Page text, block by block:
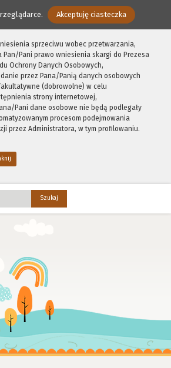
Akceptuję ciasteczka
sprzeciwu wobec przetwarzania,
Pan/Pani prawo wniesienia skargi do Prezesa
Ochrony Danych Osobowych,
przez Pana/Panią danych osobowych
(dobrowolne) w celu
strony internetowej,
Pani dane osobowe nie będą podlegały
procesom podejmowania
przez Administratora, w tym profilowaniu.